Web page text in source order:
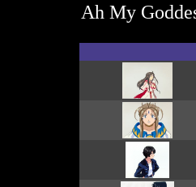
Ah My